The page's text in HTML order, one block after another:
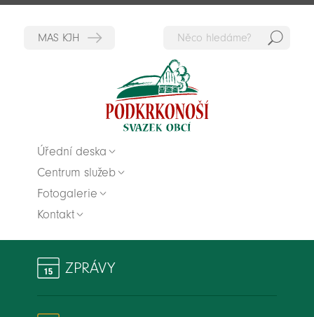
Úřední deska
Centrum služeb
Fotogalerie
Kontakt
ZPRÁVY